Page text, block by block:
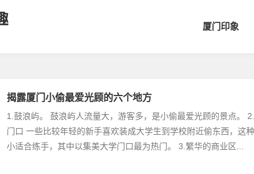
厦门印象
揭露厦门小偷最爱光顾的六个地方
1.鼓浪屿。 鼓浪屿人流量大，游客多，是小偷最爱光顾的景点。
门口 一些比较年轻的新手喜欢装成大学生到学校附近偷东西，这
小适合练手，其中以集美大学门口最为热门。 3.繁华的商业区...